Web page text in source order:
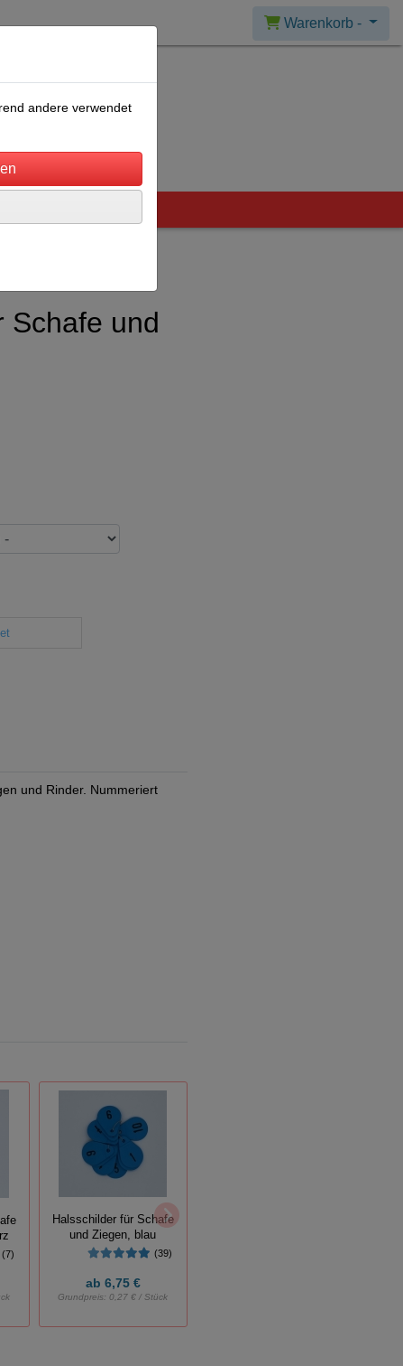
Warenkorb -
Schafe und
und Rinder. Nummeriert
(7)
Halsschilder für Schafe
und Ziegen, blau
(39)
ab 6,75 €
Grundpreis:0,27 € / Stück
andere verwendet